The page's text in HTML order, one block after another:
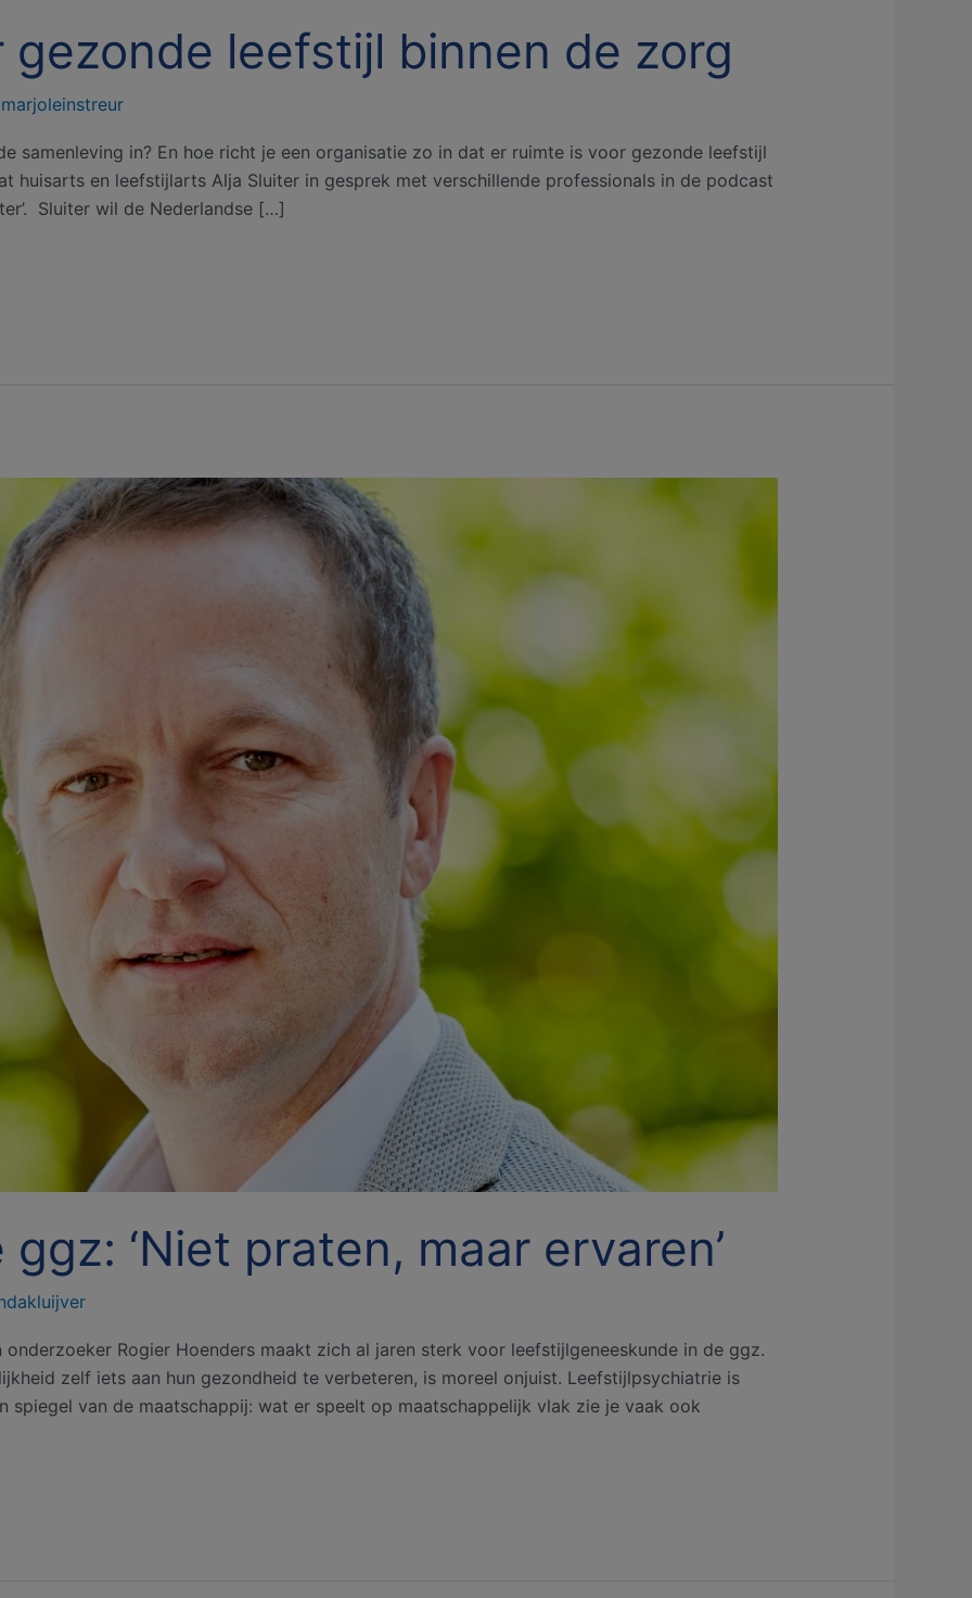
gezonde leefstijl binnen de zorg
marjoleinstreur
samenleving in? En hoe richt je een organisatie zo in dat er ruimte is voor gezonde leefstijl
huisarts en leefstijlarts Alja Sluiter in gesprek met verschillende professionals in de podcast
Sluiter wil de Nederlandse […]
‘Niet praten, maar ervaren’
Rogier Hoenders maakt zich al jaren sterk voor leefstijlgeneeskunde in de ggz.
zelf iets aan hun gezondheid te verbeteren, is moreel onjuist. Leefstijlpsychiatrie is
spiegel van de maatschappij: wat er speelt op maatschappelijk vlak zie je vaak ook